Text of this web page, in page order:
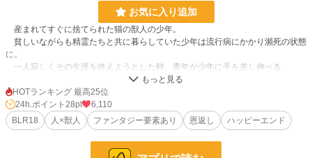
お気に入り追加
産まれてすぐに捨てられた猫の獣人の少年。
貧しいながらも精霊たちと共に暮らしていた少年は流行病にかかり瀕死の状態
に。
一人寂しくその生涯を終えようとした時、青年が少年に手を差し伸べる。
命を救ってくれた青年は、少年に名前を与えてくれる。
『フェリス。君にたくさんの幸せが訪れますように』
青年ルイスに命を救ってもらったフェリスは、恩返しのためにルイスを探し旅
幸運が重なり再び出会えた二人。
HOTランキング 最高25位
24h.ポイント 28pt
6,110
BLR18
人×獣人 ファンタジー要素あり 恩返し ハッピーエンド